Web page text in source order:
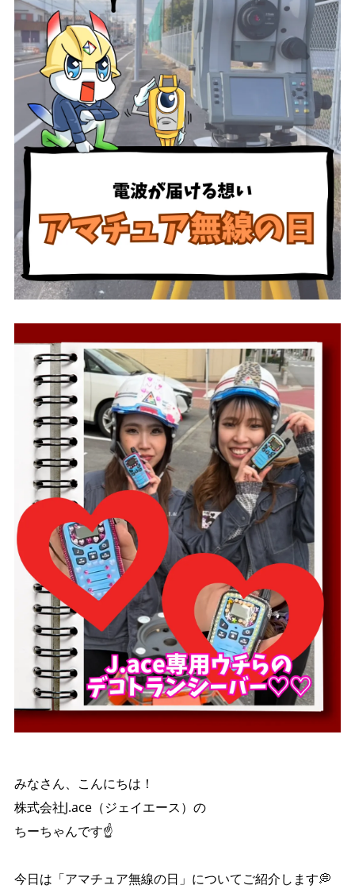
みなさん、こんにちは！
株式会社J.ace（ジェイエース）の
ちーちゃんです☝️
今日は「アマチュア無線の日」についてご紹介します💭